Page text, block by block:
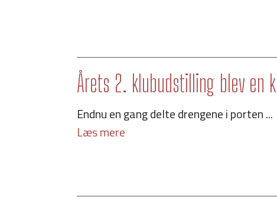
Årets 2. klubudstilling blev en
Endnu en gang delte drengene i porten ...
Læs mere